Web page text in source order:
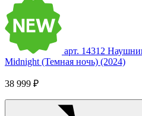
арт. 14312
Midnight (Темная ночь) (2024)
38 999 ₽